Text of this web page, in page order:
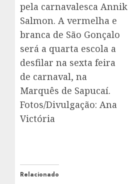
pela carnavalesca Annik
Salmon. A vermelha e
branca de São Gonçalo
será a quarta escola a
desfilar na sexta feira
de carnaval, na
Marquês de Sapucaí.
Fotos/Divulgação: Ana
Victória
Relacionado